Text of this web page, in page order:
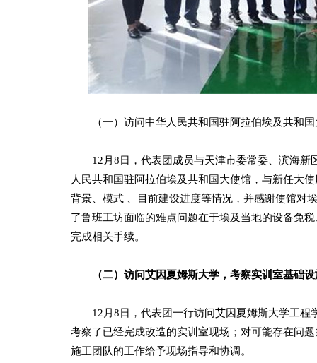
（一）访问中华人民共和国驻阿拉伯埃及共和国
12月8日，代表团成员与天津市委常委、滨海新
人民共和国驻阿拉伯埃及共和国大使馆，与新任大
背景、模式 、目前建设进度等情况，并感谢使馆对
了鲁班工坊面临的难点问题在于埃及当地的设备免
完成相关手续。
（二）访问艾因夏姆斯大学，考察实训室基础
12月8日，代表团一行访问艾因夏姆斯大学工程
考察了已经完成改造的实训室现场；对可能存在问
施工团队的工作给予现场指导和协调。